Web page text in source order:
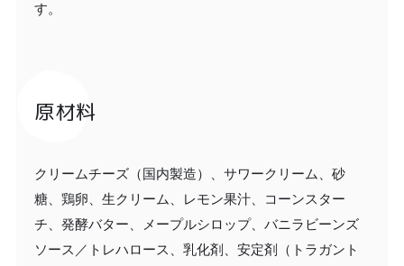
す。
原材料
クリームチーズ（国内製造）、サワークリーム、砂
糖、鶏卵、生クリーム、レモン果汁、コーンスター
チ、発酵バター、メープルシロップ、バニラビーンズ
ソース／トレハロース、乳化剤、安定剤（トラガント